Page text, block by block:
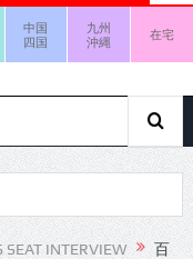
中国
四国
九州
沖縄
在宅
INTERVIEW
百